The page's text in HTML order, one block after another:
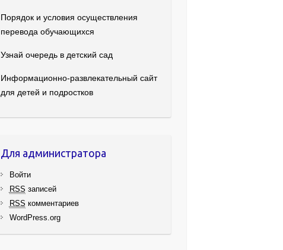
Порядок и условия осуществления
перевода обучающихся
Узнай очередь в детский сад
Информационно-развлекательный сайт
для детей и подростков
Для администратора
Войти
RSS записей
RSS комментариев
WordPress.org